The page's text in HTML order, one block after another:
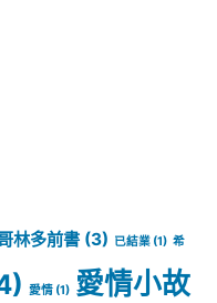
林多前書 (3) 已結業 (1) 希
愛情 (1) 愛情小故